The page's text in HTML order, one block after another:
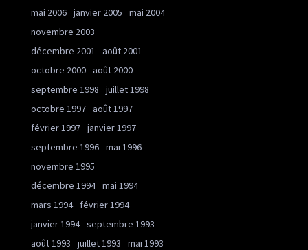
mai 2006 janvier 2005
mai 2004
novembre 2003
décembre 2001
août 2001
octobre 2000 août 2000
septembre 1998
juillet 1998
octobre 1997 août 1997
février 1997 janvier 1997
septembre 1996 mai 1996
novembre 1995
décembre 1994 mai 1994
mars 1994
février 1994
janvier 1994 septembre 1993
août 1993
juillet 1993
mai 1993